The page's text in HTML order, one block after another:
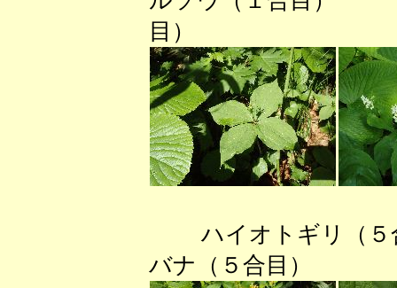
目）
ハイオトギリ
バナ（５合目）